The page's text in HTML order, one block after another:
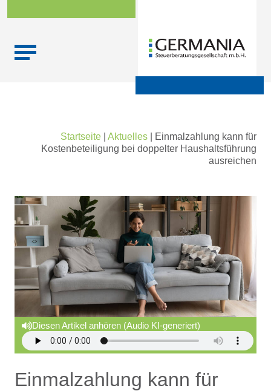
Startseite Aktuelles
Einmalzahlung kann für
Kostenbeteiligung bei doppelter Haushaltsführung
ausreichen
Diesen Artikel anhören (Audio KI-generiert)
Einmalzahlung kann für